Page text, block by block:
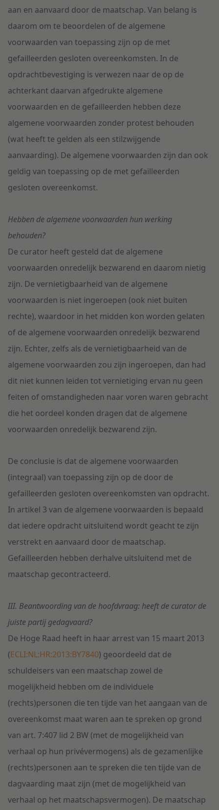
aan en aanvaard door de maatschap. Van belang is
daarom om te beoordelen of de algemene
voorwaarden van toepassing zijn op de met
gefailleerden gesloten overeenkomsten. In de
opdrachtbevestiging is verwezen naar de op de
achterkant daarvan afgedrukte algemene
voorwaarden en de gefailleerden hebben deze
algemene voorwaarden zonder protest behouden
(wat heeft te gelden als een stilzwijgende
aanvaarding). De algemene voorwaarden zijn dan ook
geldig van toepassing op de met gefailleerden
gesloten overeenkomst.
Hebben de algemene voorwaarden hun werking
behouden?
De curator heeft gesteld dat de algemene
voorwaarden onredelijk bezwarend en daarom nietig
zijn. De vernietigbaarheid van de algemene
voorwaarden is niet ingeroepen (ook niet buiten
rechte), waardoor in het midden kon worden gelaten
of de algemene voorwaarden onredelijk bezwarend
zijn. Echter, zelfs als de vernietigbaarheid van de
algemene voorwaarden zou zijn ingeroepen, dan had
dit niet kunnen leiden tot vernietiging ervan nu geen
feiten of omstandigheden naar voren waren gebracht
die het oordeel konden dragen dat de algemene
voorwaarden onredelijk bezwarend zijn.
De conclusie is dat de algemene voorwaarden
(integraal) van toepassing zijn op de door de
gefailleerden gesloten overeenkomsten van opdracht.
In artikel 3 van de algemene voorwaarden is bepaald
dat iedere opdracht uitsluitend wordt geacht te zijn
verstrekt en aanvaard door de maatschap.
Gefailleerden hebben derhalve uitsluitend met de
maatschap gecontracteerd.
III. Beantwoording van de hoofdvraag: heeft de curator de
juiste partij gedagvaard?
De Hoge Raad heeft in haar arrest van 15 maart 2013
(ECLI:NL:HR:2013:BY7840) geoordeeld dat de
schuldeisers van een maatschap zowel de
mogelijkheid hebben om de individuele
(rechts)personen die ten tijde van het aangaan van de
overeenkomst maat waren aan te spreken op grond
van art. 7:407 lid 2 BW (met de mogelijkheid van
verhaal op hun privévermogens) als de gezamenlijke
(rechts)personen aan te spreken die ten tijde van de
dagvaarding maat zijn (met de mogelijkheid van
verhaal op het maatschapsvermogen). De maatschap